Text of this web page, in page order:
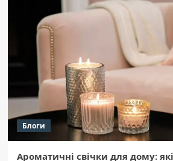
Блоги
Ароматичні свічки для дому: